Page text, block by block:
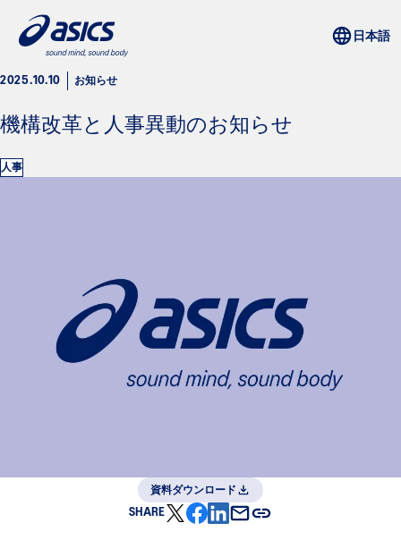
2025.10.10 お知らせ
機構改革と人事異動のお知らせ
人事
資料ダウンロード
SHARE